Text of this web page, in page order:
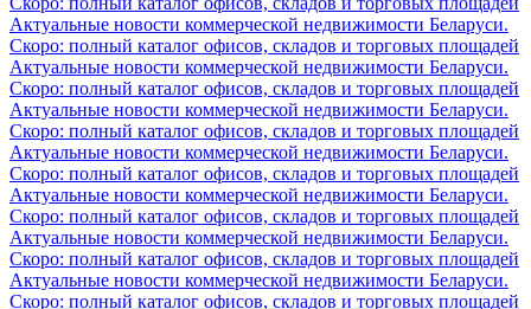
Актуальные новости коммерческой недвижимости Беларуси.
Скоро: полный каталог офисов, складов и торговых площадей
Актуальные новости коммерческой недвижимости Беларуси.
Скоро: полный каталог офисов, складов и торговых площадей
Актуальные новости коммерческой недвижимости Беларуси.
Скоро: полный каталог офисов, складов и торговых площадей
Актуальные новости коммерческой недвижимости Беларуси.
Скоро: полный каталог офисов, складов и торговых площадей
Актуальные новости коммерческой недвижимости Беларуси.
Скоро: полный каталог офисов, складов и торговых площадей
Актуальные новости коммерческой недвижимости Беларуси.
Скоро: полный каталог офисов, складов и торговых площадей
Актуальные новости коммерческой недвижимости Беларуси.
Скоро: полный каталог офисов, складов и торговых площадей